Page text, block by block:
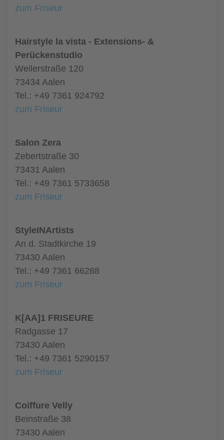
zum Friseur
Hairstyle la vista - Extensions- &
Perückenstudio
Weilerstraße 120
73434 Aalen
Tel.: +49 7361 924792
zum Friseur
Salon Zera
Zebertstraße 30
73431 Aalen
Tel.: +49 7361 5733658
zum Friseur
StyleINArtists
An d. Stadtkirche 19
73430 Aalen
Tel.: +49 7361 66288
zum Friseur
K[AA]1 FRISEURE
Radgasse 17
73430 Aalen
Tel.: +49 7361 5290157
zum Friseur
Coiffure Velly
Beinstraße 38
73430 Aalen